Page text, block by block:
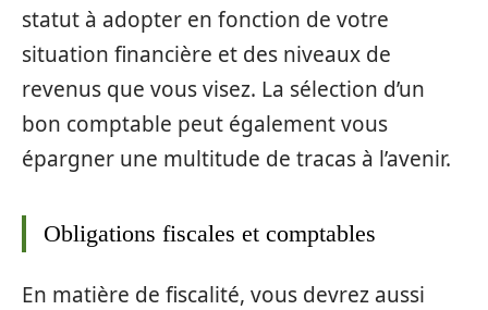
statut à adopter en fonction de votre
situation financière et des niveaux de
revenus que vous visez. La sélection d’un
bon comptable peut également vous
épargner une multitude de tracas à l’avenir.
Obligations fiscales et comptables
En matière de fiscalité, vous devrez aussi